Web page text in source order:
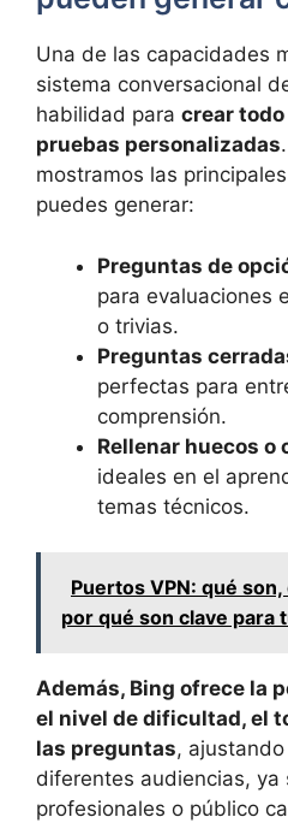
Una de las capacidades
sistema conversacional
habilidad para crear
pruebas personalizadas
mostramos las
puedes generar:
Preguntas de
para evaluaciones
o trivias.
Preguntas
perfectas para
comprensión.
Rellenar huecos o
ideales en el
temas técnicos.
Puertos VPN: qué
por qué son clave para
Además, Bing ofrece la
el nivel de dificultad, el
las preguntas,
diferentes audiencias, ya
profesionales o público